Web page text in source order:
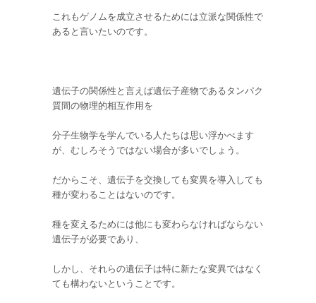
これもゲノムを成立させるためには立派な関係性で
あると言いたいのです。
遺伝子の関係性と言えば遺伝子産物であるタンパク
質間の物理的相互作用を
分子生物学を学んでいる人たちは思い浮かべます
が、むしろそうではない場合が多いでしょう。
だからこそ、遺伝子を交換しても変異を導入しても
種が変わることはないのです。
種を変えるためには他にも変わらなければならない
遺伝子が必要であり、
しかし、それらの遺伝子は特に新たな変異ではなく
ても構わないということです。